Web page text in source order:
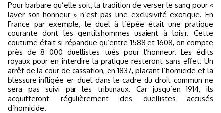
Pour barbare qu’elle soit, la tradition de verser le sang pour «
laver son honneur » n’est pas une exclusivité exotique. En
France par exemple, le duel à l’épée était une pratique
courante dont les gentilshommes usaient à loisir. Cette
coutume était si répandue qu’entre 1588 et 1608, on compte
près de 8 000 duellistes tués pour l’honneur. Les édits
royaux pour en interdire la pratique resteront sans effet. Un
arrêt de la cour de cassation, en 1837, plaçant l’homicide et la
blessure infligée en duel dans le cadre du droit commun ne
sera pas suivi par les tribunaux. Car jusqu’en 1914, ils
acquitteront régulièrement des duellistes accusés
d’homicide.